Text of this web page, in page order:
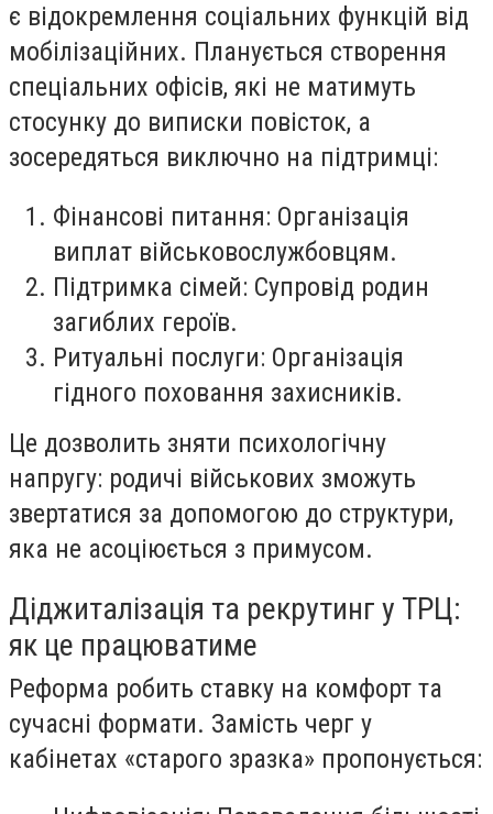
є відокремлення соціальних функцій від
мобілізаційних. Планується створення
спеціальних офісів, які не матимуть
стосунку до виписки повісток, а
зосередяться виключно на підтримці:
Фінансові питання: Організація
виплат військовослужбовцям.
Підтримка сімей: Супровід родин
загиблих героїв.
Ритуальні послуги: Організація
гідного поховання захисників.
Це дозволить зняти психологічну
напругу: родичі військових зможуть
звертатися за допомогою до структури,
яка не асоціюється з примусом.
Діджиталізація та рекрутинг у ТРЦ:
як це працюватиме
Реформа робить ставку на комфорт та
сучасні формати. Замість черг у
кабінетах «старого зразка» пропонується: